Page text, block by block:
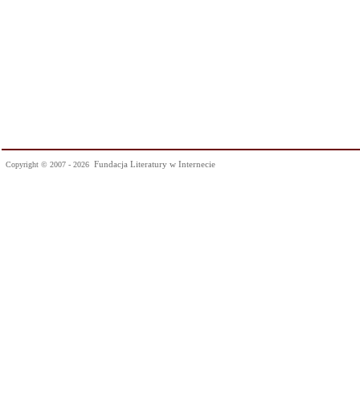
Copyright © 2007 - 2026 Fundacja Literatury w Internecie